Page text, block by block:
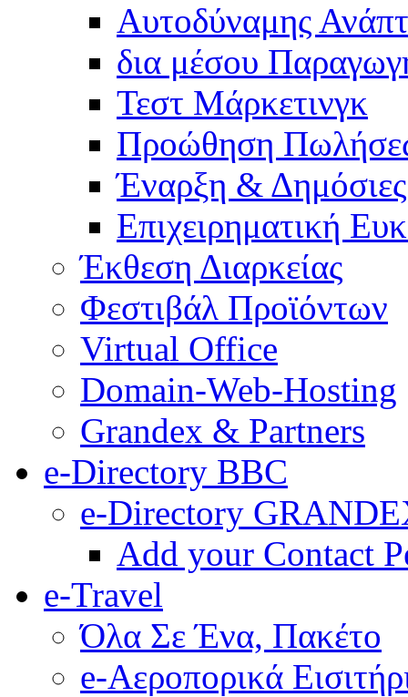
Αυτοδύναμης
δια μέσου
Τεστ Μάρκετινγκ
Προώθηση
Έναρξη & Δημόσιες
Επιχειρηματική
Έκθεση Διαρκείας
Φεστιβάλ Προϊόντων
Virtual Office
Domain-Web-Hosting
Grandex & Partners
e-Directory BBC
e-Directory
Add your Contact
e-Travel
Όλα Σε Ένα, Πακέτο
e-Αεροπορικά